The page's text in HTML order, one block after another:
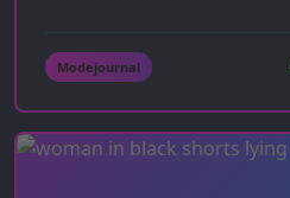
Modejournal